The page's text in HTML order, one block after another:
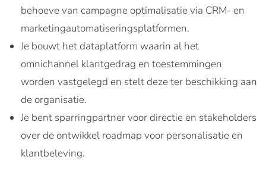
behoeve van campagne optimalisatie via CRM- en
marketingautomatiseringsplatformen.
Je bouwt het dataplatform waarin al het
omnichannel klantgedrag en toestemmingen
worden vastgelegd en stelt deze ter beschikking aan
de organisatie.
Je bent sparringpartner voor directie en stakeholders
over de ontwikkel roadmap voor personalisatie en
klantbeleving.